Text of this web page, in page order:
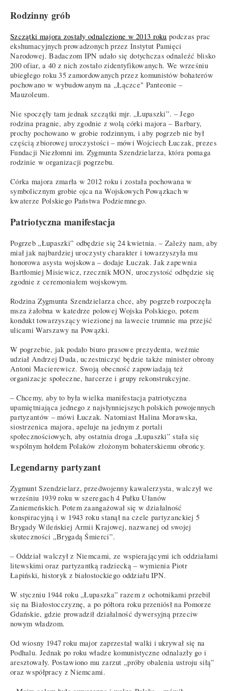
Rodzinny grób
Szczątki majora zostały odnalezione w 2013 roku podczas prac
ekshumacyjnych prowadzonych przez Instytut Pamięci
Narodowej. Badaczom IPN udało się dotychczas odnaleźć blisko
200 ofiar, a 40 z nich zostało zidentyfikowanych. We wrześniu
ubiegłego roku 35 zamordowanych przez komunistów bohaterów
pochowano w wybudowanym na „Łączce" Panteonie –
Mauzoleum.
Nie spoczęły tam jednak szczątki mjr. „Łupaszki”. – Jego
rodzina pragnie, aby zgodnie z wolą córki majora – Barbary,
prochy pochowano w grobie rodzinnym, i aby pogrzeb nie był
częścią zbiorowej uroczystości – mówi Wojciech Łuczak, prezes
Fundacji Niezłomni im. Zygmunta Szendzielarza, która pomaga
rodzinie w organizacji pogrzebu.
Córka majora zmarła w 2012 roku i została pochowana w
symbolicznym grobie ojca na Wojskowych Powązkach w
kwaterze Polskiego Państwa Podziemnego.
Patriotyczna manifestacja
Pogrzeb „Łupaszki” odbędzie się 24 kwietnia. – Zależy nam, aby
miał jak najbardziej uroczysty charakter i towarzyszyła mu
honorowa asysta wojskowa – dodaje Łuczak. Jak zapewnia
Bartłomiej Misiewicz, rzecznik MON, uroczystość odbędzie się
zgodnie z ceremoniałem wojskowym.
Rodzina Zygmunta Szendzielarza chce, aby pogrzeb rozpoczęła
msza żałobna w katedrze polowej Wojska Polskiego, potem
kondukt towarzyszący wiezionej na lawecie trumnie ma przejść
ulicami Warszawy na Powązki.
W pogrzebie, jak podało biuro prasowe prezydenta, weźmie
udział Andrzej Duda, uczestniczyć będzie także minister obrony
Antoni Macierewicz. Swoją obecność zapowiadają też
organizacje społeczne, harcerze i grupy rekonstrukcyjne.
– Chcemy, aby to była wielka manifestacja patriotyczna
upamiętniająca jednego z najsłynniejszych polskich powojennych
partyzantów – mówi Łuczak. Natomiast Halina Morawska,
siostrzenica majora, apeluje na jednym z portali
społecznościowych, aby ostatnia droga „Łupaszki” stała się
wspólnym hołdem Polaków złożonym bohaterskiemu obrońcy.
Legendarny partyzant
Zygmunt Szendzielarz, przedwojenny kawalerzysta, walczył we
wrześniu 1939 roku w szeregach 4 Pułku Ułanów
Zaniemeńskich. Potem zaangażował się w działalność
konspiracyjną i w 1943 roku stanął na czele partyzanckiej 5
Brygady Wileńskiej Armii Krajowej, nazwanej od swojej
skuteczności „Brygadą Śmierci”.
– Oddział walczył z Niemcami, ze wspierającymi ich oddziałami
litewskimi oraz partyzantką radziecką – wymienia Piotr
Łapiński, historyk z białostockiego oddziału IPN.
W styczniu 1944 roku „Łupaszka” razem z ochotnikami przebił
się na Białostocczyznę, a po półtora roku przeniósł na Pomorze
Gdańskie, gdzie prowadził działalność dywersyjną przeciw
nowym władzom.
Od wiosny 1947 roku major zaprzestał walki i ukrywał się na
Podhalu. Jednak po roku władze komunistyczne odnalazły go i
aresztowały. Postawiono mu zarzut „próby obalenia ustroju siłą”
oraz współpracy z Niemcami.